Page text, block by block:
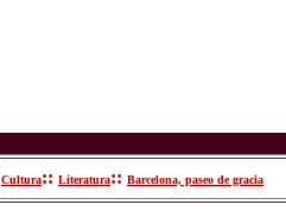
Cultura:: Literatura:: Barcelona, paseo de gracia